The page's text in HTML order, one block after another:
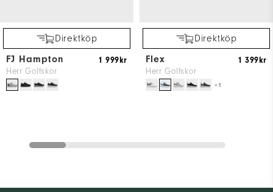
Direktköp
FJ Hampton
Herr Golfskor
1 999kr
Direktköp
Flex
Herr Golfskor
+1
1 399kr